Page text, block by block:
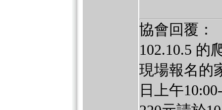
協會回覆：
102.10.5 的
現場報名的
日上午